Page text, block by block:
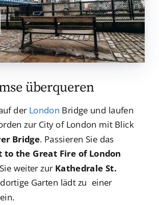
überqueren
der London Bridge und laufen
zur City of London mit Blick
Bridge. Passieren Sie das
the Great Fire of London
weiter zur Kathedrale St.
Garten lädt zu einer